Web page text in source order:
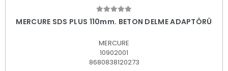
Sepete Ekle
MERCURE SDS PLUS 110mm. BETON DELME ADAPTÖRÜ
MERCURE
10902001
8680838120273